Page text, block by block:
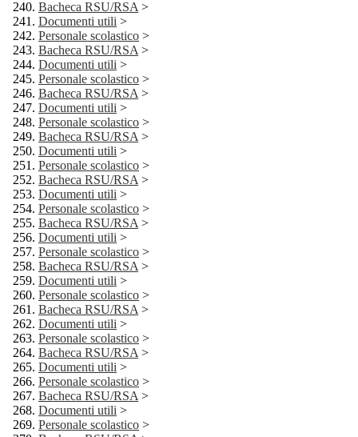
Bacheca RSU/RSA >
Documenti utili >
Personale scolastico >
Bacheca RSU/RSA >
Documenti utili >
Personale scolastico >
Bacheca RSU/RSA >
Documenti utili >
Personale scolastico >
Bacheca RSU/RSA >
Documenti utili >
Personale scolastico >
Bacheca RSU/RSA >
Documenti utili >
Personale scolastico >
Bacheca RSU/RSA >
Documenti utili >
Personale scolastico >
Bacheca RSU/RSA >
Documenti utili >
Personale scolastico >
Bacheca RSU/RSA >
Documenti utili >
Personale scolastico >
Bacheca RSU/RSA >
Documenti utili >
Personale scolastico >
Bacheca RSU/RSA >
Documenti utili >
Personale scolastico >